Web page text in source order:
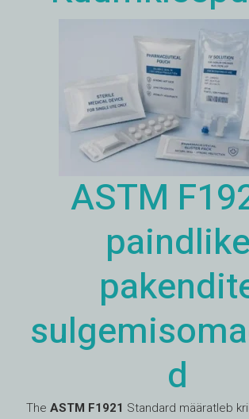
ASTM
paindlike
d
TheASTM F1921 Standard määratleb